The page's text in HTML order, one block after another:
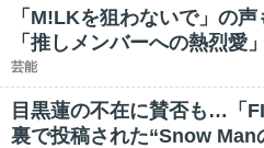
「M!LKを狙わないで」の
「推しメンバーへの熱烈愛
芸能
目黒蓮の不在に賛否も…「
裏で投稿された“Snow Man